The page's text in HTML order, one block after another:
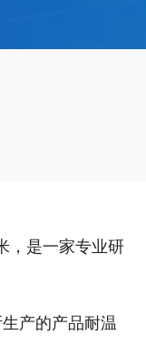
，是一家专业研
产的产品耐温